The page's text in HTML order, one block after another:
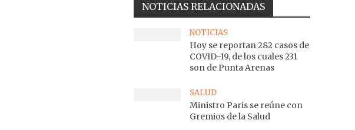
NOTICIAS RELACIONADAS
NOTICIAS
Hoy se reportan 282 casos de
COVID-19, de los cuales 231
son de Punta Arenas
SALUD
Ministro Paris se reúne con
Gremios de la Salud